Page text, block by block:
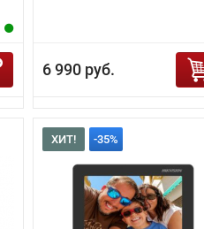
6 990 руб.
ХИТ! -35%